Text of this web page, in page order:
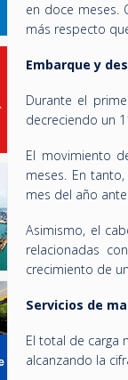
en doce meses.
más respecto
Embarque y
Durante el
decreciendo un
El movimiento
meses. En
mes del año
Asimismo, el
relacionadas
crecimiento de
Servicios de
El total de carga
alcanzando la